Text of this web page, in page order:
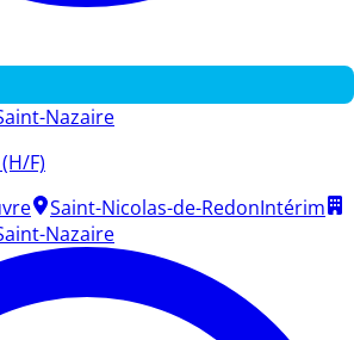
Nazaire
F)
Saint-Nicolas-de-RedonIntérim
Nazaire